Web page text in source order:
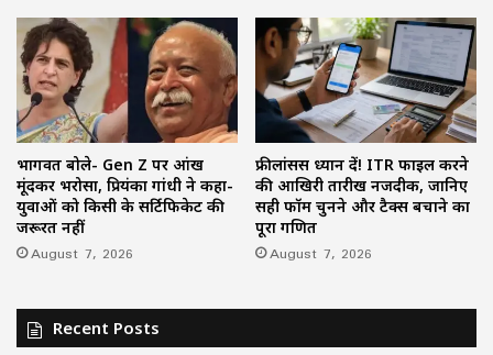
भागवत बोले- Gen Z पर आंख
मूंदकर भरोसा, प्रियंका गांधी ने कहा-
युवाओं को किसी के सर्टिफिकेट की
जरूरत नहीं
August 7, 2026
फ्रीलांसर्स ध्यान दें! ITR फाइल करने
की आखिरी तारीख नजदीक, जानिए
सही फॉर्म चुनने और टैक्स बचाने का
पूरा गणित
August 7, 2026
Recent Posts